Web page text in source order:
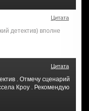
Цитата
детектив) вполне
Цитата
. Отмечу сценарий
Кроу . Рекомендую